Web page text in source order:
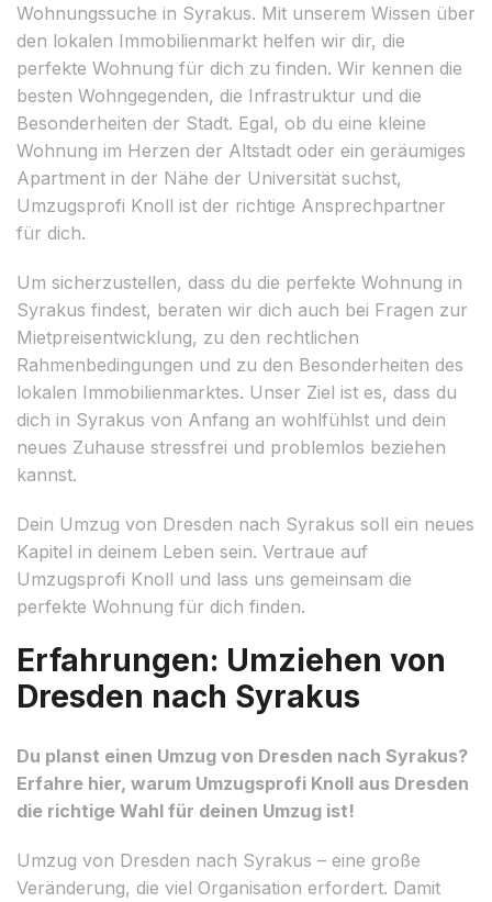
Wohnungssuche in Syrakus. Mit unserem Wissen über
den lokalen Immobilienmarkt helfen wir dir, die
perfekte Wohnung für dich zu finden. Wir kennen die
besten Wohngegenden, die Infrastruktur und die
Besonderheiten der Stadt. Egal, ob du eine kleine
Wohnung im Herzen der Altstadt oder ein geräumiges
Apartment in der Nähe der Universität suchst,
Umzugsprofi Knoll ist der richtige Ansprechpartner
für dich.
Um sicherzustellen, dass du die perfekte Wohnung in
Syrakus findest, beraten wir dich auch bei Fragen zur
Mietpreisentwicklung, zu den rechtlichen
Rahmenbedingungen und zu den Besonderheiten des
lokalen Immobilienmarktes. Unser Ziel ist es, dass du
dich in Syrakus von Anfang an wohlfühlst und dein
neues Zuhause stressfrei und problemlos beziehen
kannst.
Dein Umzug von Dresden nach Syrakus soll ein neues
Kapitel in deinem Leben sein. Vertraue auf
Umzugsprofi Knoll und lass uns gemeinsam die
perfekte Wohnung für dich finden.
Erfahrungen: Umziehen von
Dresden nach Syrakus
Du planst einen Umzug von Dresden nach Syrakus?
Erfahre hier, warum Umzugsprofi Knoll aus Dresden
die richtige Wahl für deinen Umzug ist!
Umzug von Dresden nach Syrakus – eine große
Veränderung, die viel Organisation erfordert. Damit